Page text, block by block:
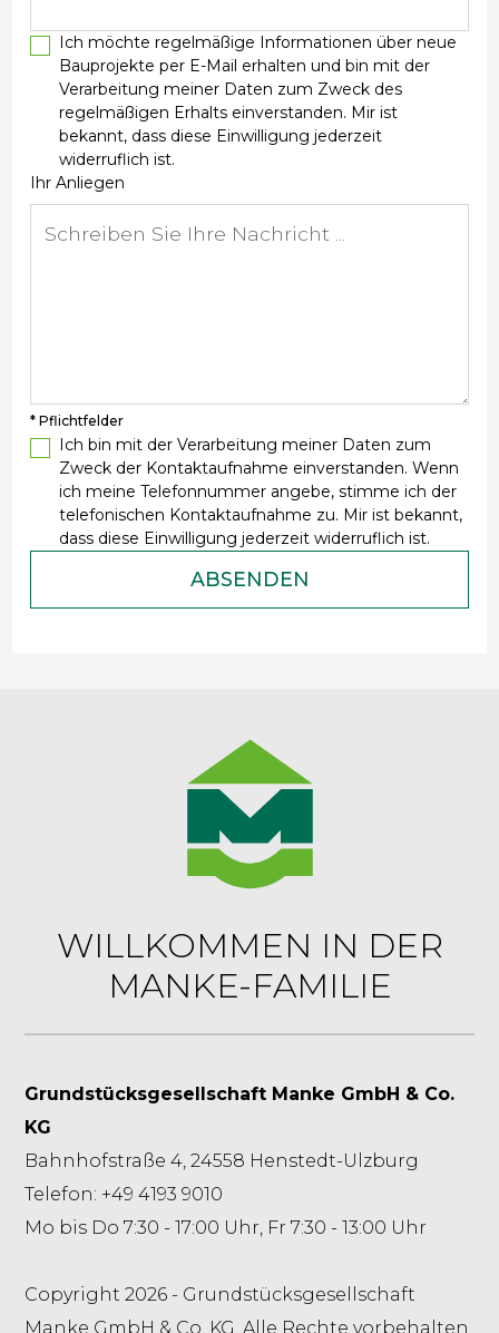
Ich möchte regelmäßige Informationen über neue
Bauprojekte per E-Mail erhalten und bin mit der
Verarbeitung meiner Daten zum Zweck des
regelmäßigen Erhalts einverstanden. Mir ist
bekannt, dass diese Einwilligung jederzeit
widerruflich ist.
Ihr Anliegen
* Pflichtfelder
Ich bin mit der Verarbeitung meiner Daten zum
Zweck der Kontaktaufnahme einverstanden. Wenn
ich meine Telefonnummer angebe, stimme ich der
telefonischen Kontaktaufnahme zu. Mir ist bekannt,
dass diese Einwilligung jederzeit widerruflich ist.
WILLKOMMEN IN DER
MANKE-FAMILIE
Grundstücksgesellschaft Manke GmbH & Co.
KG
Bahnhofstraße 4, 24558 Henstedt-Ulzburg
Telefon: +49 4193 9010
Mo bis Do 7:30 - 17:00 Uhr, Fr 7:30 - 13:00 Uhr
Copyright 2026 - Grundstücksgesellschaft
Manke GmbH & Co. KG. Alle Rechte vorbehalten.